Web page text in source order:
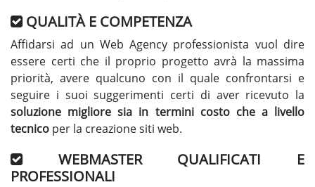
QUALITÀ E COMPETENZA
Affidarsi ad un Web Agency professionista vuol dire
essere certi che il proprio progetto avrà la massima
priorità, avere qualcuno con il quale confrontarsi e
seguire i suoi suggerimenti certi di aver ricevuto la
soluzione migliore sia in termini costo che a livello
tecnico per la creazione siti web.
WEBMASTER QUALIFICATI E
PROFESSIONALI